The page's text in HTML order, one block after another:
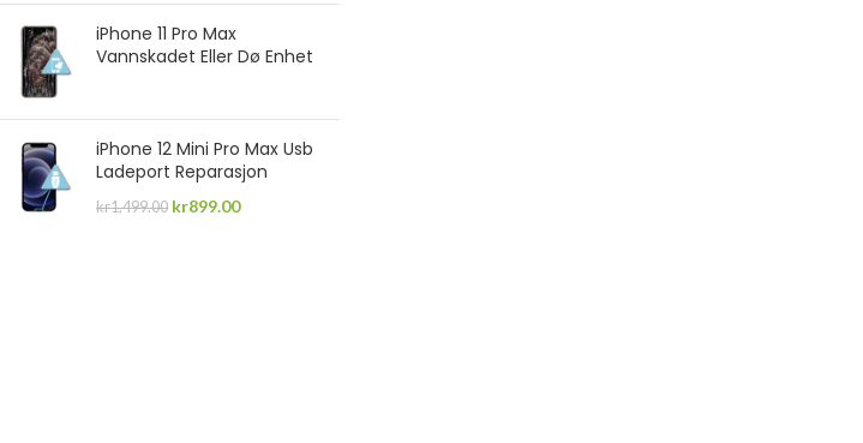
iPhone 11 Pro Max
Vannskadet Eller Dø Enhet
iPhone 12 Mini Pro Max Usb
Ladeport Reparasjon
kr1,499.00 kr899.00